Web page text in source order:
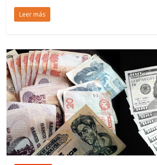
Leer más